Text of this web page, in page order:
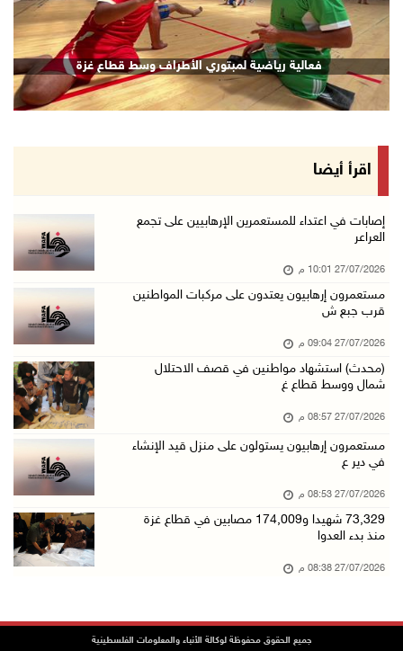
فعالية رياضية لمبتوري الأطراف وسط قطاع غزة
اقرأ أيضا
إصابات في اعتداء للمستعمرين الإرهابيين على تجمع
العراعر
27/07/2026 10:01 م
مستعمرون إرهابيون يعتدون على مركبات المواطنين
قرب جبع ش
27/07/2026 09:04 م
(محدث) استشهاد مواطنين في قصف الاحتلال
شمال ووسط قطاع غ
27/07/2026 08:57 م
مستعمرون إرهابيون يستولون على منزل قيد الإنشاء
في دير ع
27/07/2026 08:53 م
73,329 شهيدا و174,009 مصابين في قطاع غزة
منذ بدء العدوا
27/07/2026 08:38 م
جميع الحقوق محفوظة لوكالة الأنباء والمعلومات الفلسطينية